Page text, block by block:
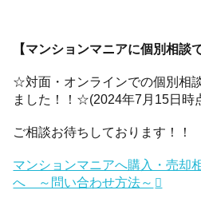
【マンションマニアに個別相談
☆対面・オンラインでの個別相
ました！！☆(2024年7月15日時
ご相談お待ちしております！！
マンションマニアへ購入・売却
へ ～問い合わせ方法～